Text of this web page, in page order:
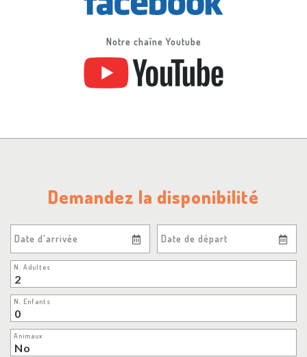
Notre chaîne Youtube
Demandez la disponibilité
Date d'arrivée Date de départ
N. Adultes
N. Enfants
Animaux